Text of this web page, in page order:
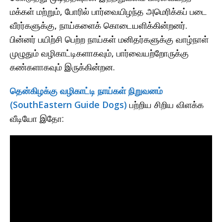
மக்கள் மற்றும், போரில் பார்வையிழந்த அமெரிக்கப் படை
வீரர்களுக்கு, நாய்களைக் கொடையளிக்கின்றனர்.
பின்னர் பயிற்சி பெற்ற நாய்கள் மனிதர்களுக்கு வாழ்நாள்
முழுதும் வழிகாட்டிகளாகவும், பார்வையற்றோருக்கு
கண்களாகவும் இருக்கின்றன.
தென்கிழக்கு வழிகாட்டி நாய்கள் நிறுவனம்
(SouthEastern Guide Dogs) பற்றிய சிறிய விளக்க
வீடியோ இதோ: